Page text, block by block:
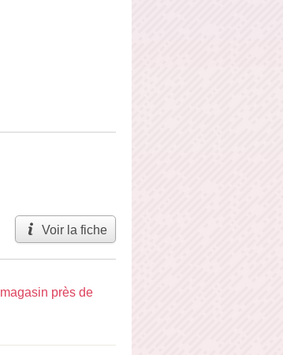
Voir la fiche
magasin près de